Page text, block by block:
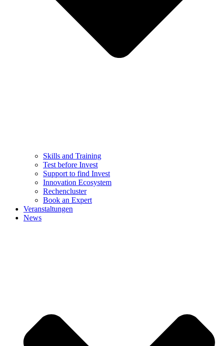
Skills and Training
Test before Invest
Support to find Invest
Innovation Ecosystem
Rechencluster​
Book an Expert
Veranstaltungen
News